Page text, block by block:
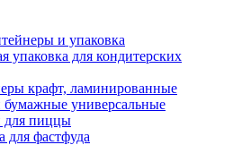
и упаковка
упаковка для кондитерских
крафт, ламинированные
бумажные универсальные
для пиццы
для фастфуда